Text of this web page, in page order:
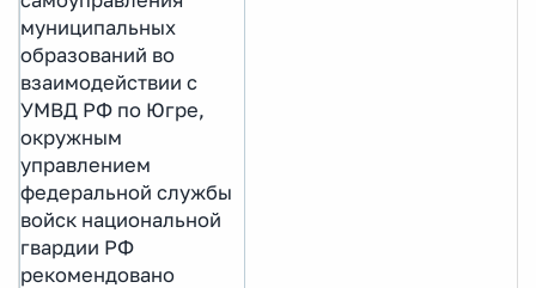
муниципальных
образований во
взаимодействии с
УМВД РФ по Югре,
окружным
управлением
федеральной службы
войск национальной
гвардии РФ
рекомендовано